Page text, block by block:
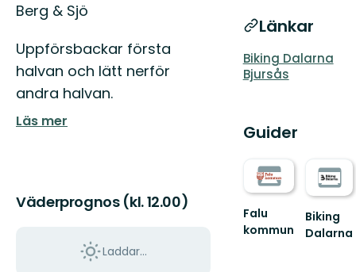
Berg & Sjö
Uppförsbackar första
halvan och lätt nerför
andra halvan.
Läs mer
Väderprognos (kl. 12.00)
Laddar...
Länkar
Biking Dalarna
Bjursås
Guider
Falu
kommun
Biking
Dalarna